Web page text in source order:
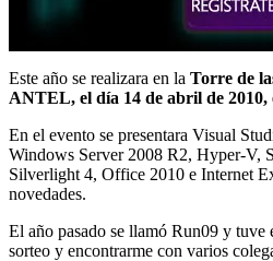
Este año se realizara en la Torre de
ANTEL, el día 14 de abril de 2010,
En el evento se presentara Visual
Windows Server 2008 R2, Hyper-V,
Silverlight 4, Office 2010 e Internet
novedades.
El año pasado se llamó Run09 y tuve
sorteo y encontrarme con varios